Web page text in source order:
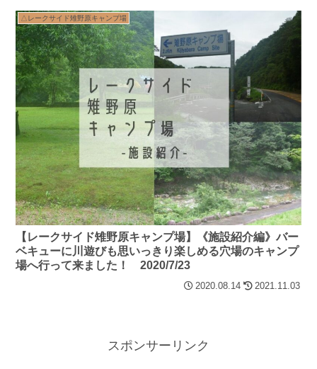
△レークサイド雉野原キャンプ場
【レークサイド雉野原キャンプ場】《施設紹介編》バー
ベキューに川遊びも思いっきり楽しめる穴場のキャンプ
場へ行って来ました！ 2020/7/23
2020.08.14 2021.11.03
スポンサーリンク